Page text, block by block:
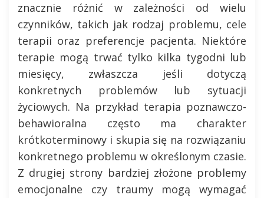
znacznie różnić w zależności od wielu
czynników, takich jak rodzaj problemu, cele
terapii oraz preferencje pacjenta. Niektóre
terapie mogą trwać tylko kilka tygodni lub
miesięcy, zwłaszcza jeśli dotyczą
konkretnych problemów lub sytuacji
życiowych. Na przykład terapia poznawczo-
behawioralna często ma charakter
krótkoterminowy i skupia się na rozwiązaniu
konkretnego problemu w określonym czasie.
Z drugiej strony bardziej złożone problemy
emocjonalne czy traumy mogą wymagać